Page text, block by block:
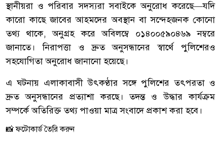
স্থানীয়রা ও পরিবার সদস্যরা সবাইকে অনুরোধ করেছে—যদি
কারো কাছে জাবের আহমদের অবস্থান বা সন্দেহজনক কোনো
তথ্য থাকে, অনুগ্রহ করে অবিলম্বে ০১৪০০৫৯০৪৬৯ নম্বরে
জানাতে। নিরাপত্তা ও দ্রুত অনুসন্ধানের স্বার্থে পুলিশেরও
সহযোগিতা অনুরোধ জানানো হয়েছে।
এ ঘটনায় এলাকাবাসী উৎকণ্ঠার সঙ্গে পুলিশের তৎপরতা ও
দ্রুত অনুসন্ধানের প্রত্যাশা করছে। তদন্ত ও উদ্ধার কার্যক্রম
সম্পর্কে অতিরিক্ত তথ্য পাওয়া মাত্র সংবাদে প্রকাশ করা হবে।
📸 ফটোকার্ড তৈরি করুন